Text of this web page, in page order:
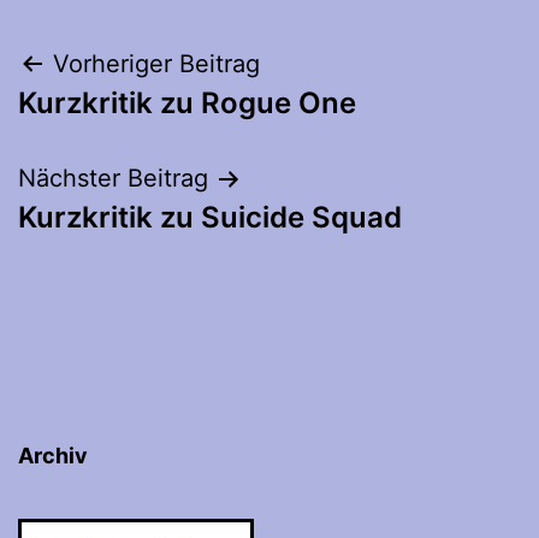
Beitragsnavigation
Vorheriger Beitrag
Kurzkritik zu Rogue One
Nächster Beitrag
Kurzkritik zu Suicide Squad
Archiv